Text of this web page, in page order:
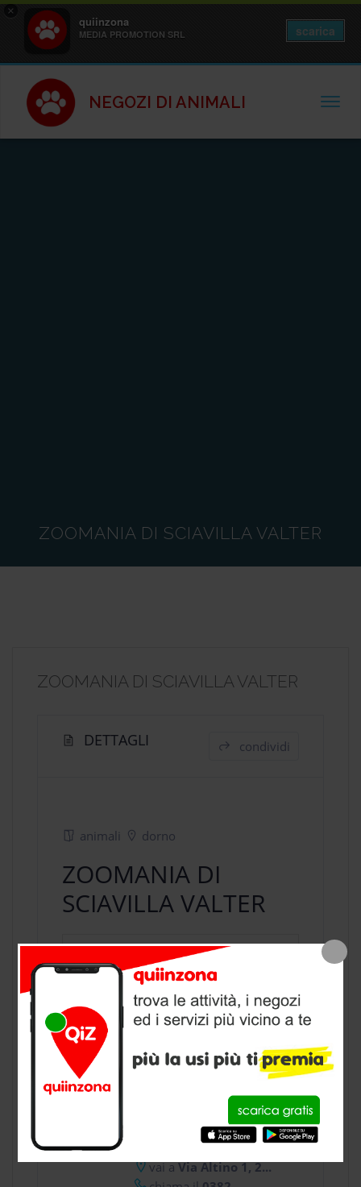
×
quiinzona
MEDIA PROMOTION SRL scarica
NEGOZI DI ANIMALI
ZOOMANIA DI SCIAVILLA VALTER
ZOOMANIA DI SCIAVILLA VALTER
DETTAGLI condividi
animali dorno
ZOOMANIA DI
SCIAVILLA VALTER
a Dorno, provincia di
Pavia
CONTATTI
usa gratis quiinzona e :
vai aVia Altino 1, 2...